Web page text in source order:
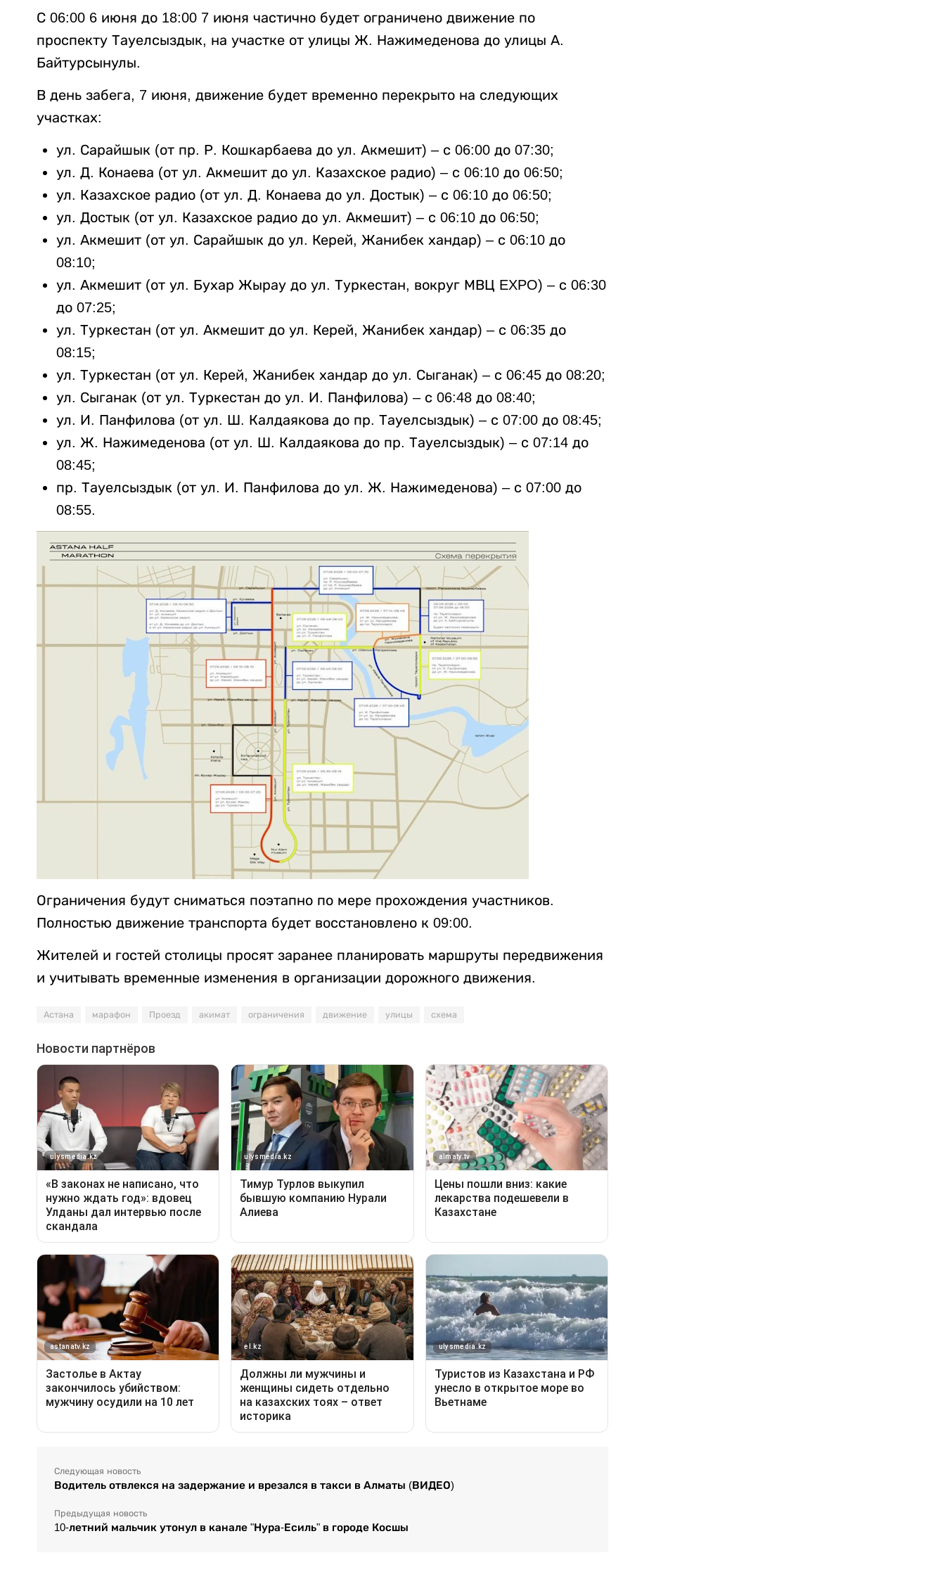
С 06:00 6 июня до 18:00 7 июня частично будет ограничено движение по
проспекту Тауелсыздык, на участке от улицы Ж. Нажимеденова до улицы А.
Байтурсынулы.
В день забега, 7 июня, движение будет временно перекрыто на следующих
участках:
ул. Сарайшык (от пр. Р. Кошкарбаева до ул. Акмешит) – с 06:00 до 07:30;
ул. Д. Конаева (от ул. Акмешит до ул. Казахское радио) – с 06:10 до 06:50;
ул. Казахское радио (от ул. Д. Конаева до ул. Достык) – с 06:10 до 06:50;
ул. Достык (от ул. Казахское радио до ул. Акмешит) – с 06:10 до 06:50;
ул. Акмешит (от ул. Сарайшык до ул. Керей, Жанибек хандар) – с 06:10 до
08:10;
ул. Акмешит (от ул. Бухар Жырау до ул. Туркестан, вокруг МВЦ EXPO) – с 06:30
до 07:25;
ул. Туркестан (от ул. Акмешит до ул. Керей, Жанибек хандар) – с 06:35 до
08:15;
ул. Туркестан (от ул. Керей, Жанибек хандар до ул. Сыганак) – с 06:45 до 08:20;
ул. Сыганак (от ул. Туркестан до ул. И. Панфилова) – с 06:48 до 08:40;
ул. И. Панфилова (от ул. Ш. Калдаякова до пр. Тауелсыздык) – с 07:00 до 08:45;
ул. Ж. Нажимеденова (от ул. Ш. Калдаякова до пр. Тауелсыздык) – с 07:14 до
08:45;
пр. Тауелсыздык (от ул. И. Панфилова до ул. Ж. Нажимеденова) – с 07:00 до
08:55.
Ограничения будут сниматься поэтапно по мере прохождения участников.
Полностью движение транспорта будет восстановлено к 09:00.
Жителей и гостей столицы просят заранее планировать маршруты передвижения
и учитывать временные изменения в организации дорожного движения.
Астана марафон Проезд акимат ограничения движение улицы схема
Следующая новость
Водитель отвлекся на задержание и врезался в такси в Алматы (ВИДЕО)
Предыдущая новость
10-летний мальчик утонул в канале "Нура-Есиль" в городе Косшы